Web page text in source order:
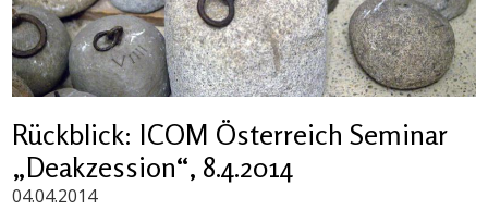
Rückblick: ICOM Österreich Seminar
„Deakzession“, 8.4.2014
04.04.2014